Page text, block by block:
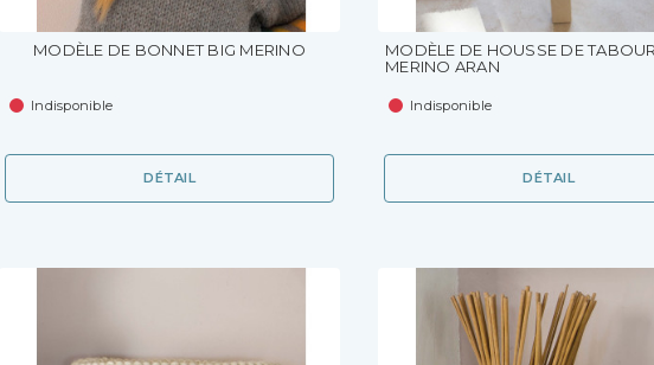
MODÈLE DE BONNET BIG MERINO
Indisponible
DÉTAIL
MODÈLE DE HOUSSE DE
MERINO ARAN
Indisponible
DÉTAIL